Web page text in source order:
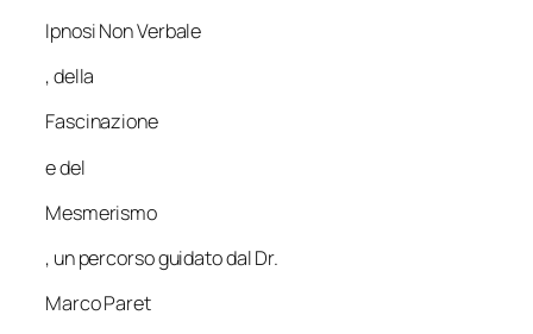
Ipnosi Non Verbale
, della
Fascinazione
e del
Mesmerismo
, un percorso guidato dal Dr.
Marco Paret